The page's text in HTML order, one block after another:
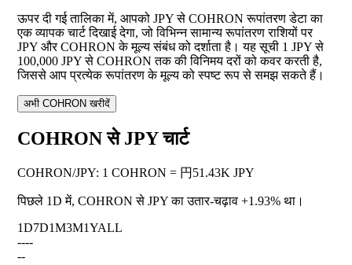
ऊपर दी गई तालिका में, आपको JPY से COHRON रूपांतरण डेटा का
एक व्यापक चार्ट दिखाई देगा, जो विभिन्न सामान्य रूपांतरण राशियों पर
JPY और COHRON के मूल्य संबंध को दर्शाता है। यह सूची 1 JPY से
100,000 JPY से COHRON तक की विनिमय दरों को कवर करती है,
जिससे आप प्रत्येक रूपांतरण के मूल्य को स्पष्ट रूप से समझ सकते हैं।
अभी COHRON खरीदें
COHRON से JPY चार्ट
COHRON/JPY: 1 COHRON = 円51.43K JPY
पिछले 1D में, COHRON से JPY का उतार-चढ़ाव +1.93% था।
1D7D1M3M1YALL
----
--